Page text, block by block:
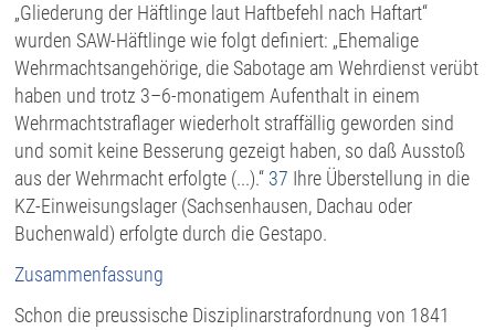
„Gliederung der Häftlinge laut Haftbefehl nach Haftart“
wurden SAW-Häftlinge wie folgt definiert: „Ehemalige
Wehrmachtsangehörige, die Sabotage am Wehrdienst verübt
haben und trotz 3–6-monatigem Aufenthalt in einem
Wehrmachtstraflager wiederholt straffällig geworden sind
und somit keine Besserung gezeigt haben, so daß Ausstoß
aus der Wehrmacht erfolgte (...).“ 37 Ihre Überstellung in die
KZ-Einweisungslager (Sachsenhausen, Dachau oder
Buchenwald) erfolgte durch die Gestapo.
Zusammenfassung
Schon die preussische Disziplinarstrafordnung von 1841